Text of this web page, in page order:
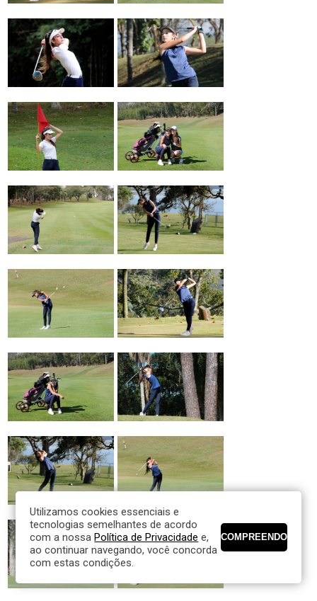
Utilizamos cookies essenciais e
tecnologias semelhantes de acordo
com a nossaPolítica de Privacidade e,
ao continuar navegando, você concorda
com estas condições.